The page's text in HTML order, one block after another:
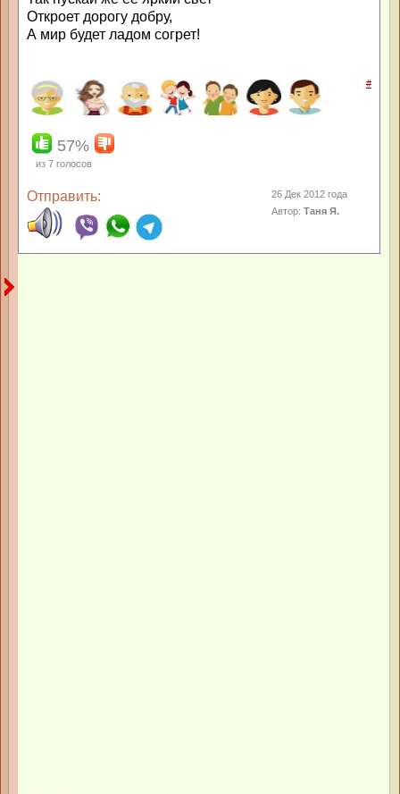
Откроет дорогу добру,
А мир будет ладом согрет!
#
57%
из 7 голосов
Отправить:
26 Дек 2012 года
Автор:Таня Я.